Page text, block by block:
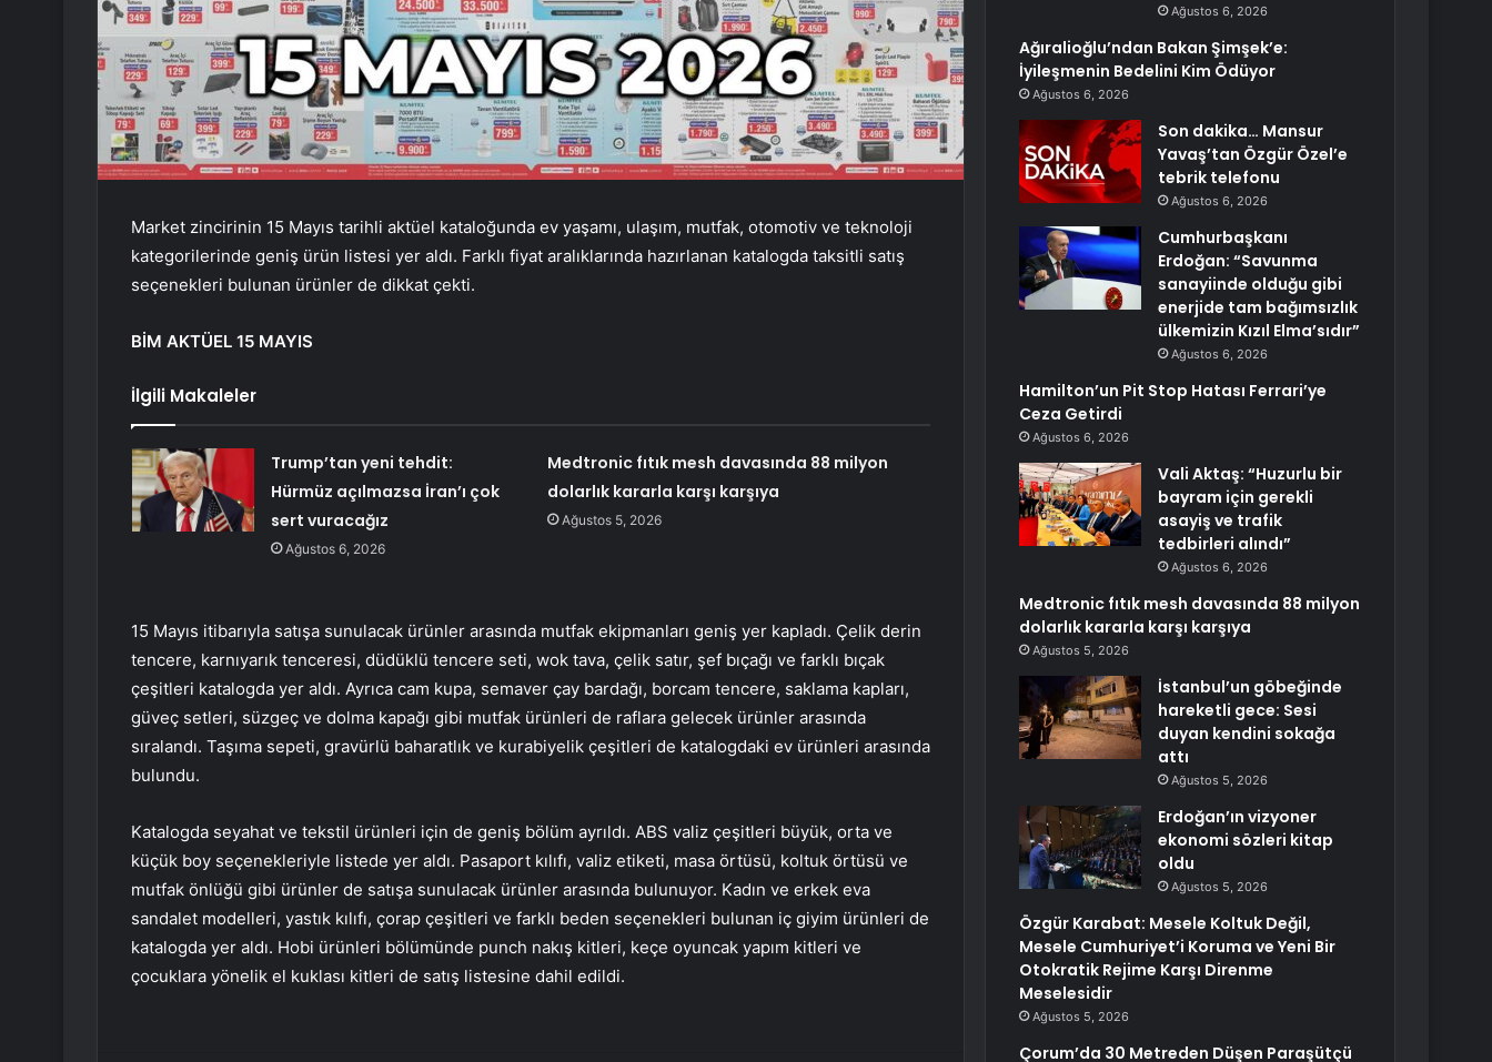
Market zincirinin 15 Mayıs tarihli aktüel kataloğunda ev yaşamı, ulaşım, mutfak, otomotiv ve teknoloji
kategorilerinde geniş ürün listesi yer aldı. Farklı fiyat aralıklarında hazırlanan katalogda taksitli satış
seçenekleri bulunan ürünler de dikkat çekti.
BİM AKTÜEL 15 MAYIS
İlgili Makaleler
Trump’tan yeni tehdit:
Hürmüz açılmazsa İran’ı çok
sert vuracağız
Ağustos 6, 2026
Medtronic fıtık mesh davasında 88 milyon
dolarlık kararla karşı karşıya
Ağustos 5, 2026
15 Mayıs itibarıyla satışa sunulacak ürünler arasında mutfak ekipmanları geniş yer kapladı. Çelik derin
tencere, karnıyarık tenceresi, düdüklü tencere seti, wok tava, çelik satır, şef bıçağı ve farklı bıçak
çeşitleri katalogda yer aldı. Ayrıca cam kupa, semaver çay bardağı, borcam tencere, saklama kapları,
güveç setleri, süzgeç ve dolma kapağı gibi mutfak ürünleri de raflara gelecek ürünler arasında
sıralandı. Taşıma sepeti, gravürlü baharatlık ve kurabiyelik çeşitleri de katalogdaki ev ürünleri arasında
bulundu.
Katalogda seyahat ve tekstil ürünleri için de geniş bölüm ayrıldı. ABS valiz çeşitleri büyük, orta ve
küçük boy seçenekleriyle listede yer aldı. Pasaport kılıfı, valiz etiketi, masa örtüsü, koltuk örtüsü ve
mutfak önlüğü gibi ürünler de satışa sunulacak ürünler arasında bulunuyor. Kadın ve erkek eva
sandalet modelleri, yastık kılıfı, çorap çeşitleri ve farklı beden seçenekleri bulunan iç giyim ürünleri de
katalogda yer aldı. Hobi ürünleri bölümünde punch nakış kitleri, keçe oyuncak yapım kitleri ve
çocuklara yönelik el kuklası kitleri de satış listesine dahil edildi.
Ağustos 6, 2026
Ağıralioğlu’ndan Bakan Şimşek’e:
İyileşmenin Bedelini Kim Ödüyor
Ağustos 6, 2026
Son dakika… Mansur
Yavaş’tan Özgür Özel’e
tebrik telefonu
Ağustos 6, 2026
Cumhurbaşkanı
Erdoğan: “Savunma
sanayiinde olduğu gibi
enerjide tam bağımsızlık
ülkemizin Kızıl Elma’sıdır”
Ağustos 6, 2026
Hamilton’un Pit Stop Hatası Ferrari’ye
Ceza Getirdi
Ağustos 6, 2026
Vali Aktaş: “Huzurlu bir
bayram için gerekli
asayiş ve trafik
tedbirleri alındı”
Ağustos 6, 2026
Medtronic fıtık mesh davasında 88 milyon
dolarlık kararla karşı karşıya
Ağustos 5, 2026
İstanbul’un göbeğinde
hareketli gece: Sesi
duyan kendini sokağa
attı
Ağustos 5, 2026
Erdoğan’ın vizyoner
ekonomi sözleri kitap
oldu
Ağustos 5, 2026
Özgür Karabat: Mesele Koltuk Değil,
Mesele Cumhuriyet’i Koruma ve Yeni Bir
Otokratik Rejime Karşı Direnme
Meselesidir
Ağustos 5, 2026
Çorum’da 30 Metreden Düşen Paraşütçü